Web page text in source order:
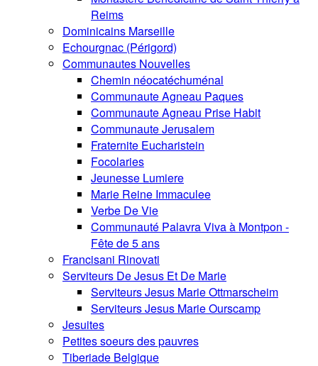
Reims
Dominicains Marseille
Echourgnac (Périgord)
Communautes Nouvelles
Chemin néocatéchuménal
Communaute Agneau Paques
Communaute Agneau Prise Habit
Communaute Jerusalem
Fraternite Eucharistein
Focolaries
Jeunesse Lumiere
Marie Reine Immaculee
Verbe De Vie
Communauté Palavra Viva à Montpon -
Fête de 5 ans
Francisani Rinovati
Serviteurs De Jesus Et De Marie
Serviteurs Jesus Marie Ottmarscheim
Serviteurs Jesus Marie Ourscamp
Jesuites
Petites soeurs des pauvres
Tiberiade Belgique